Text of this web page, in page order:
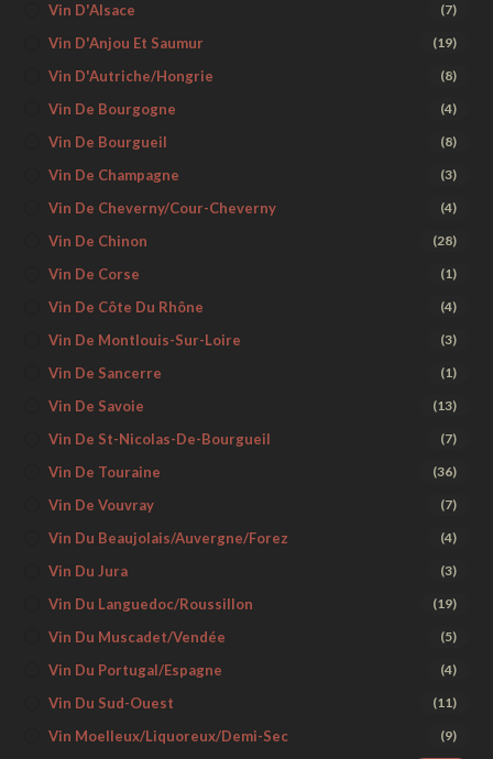
Vin D'Alsace (7)
Vin D'Anjou Et Saumur (19)
Vin D'Autriche/Hongrie (8)
Vin De Bourgogne (4)
Vin De Bourgueil (8)
Vin De Champagne (3)
Vin De Cheverny/Cour-Cheverny (4)
Vin De Chinon (28)
Vin De Corse (1)
Vin De Côte Du Rhône (4)
Vin De Montlouis-Sur-Loire (3)
Vin De Sancerre (1)
Vin De Savoie (13)
Vin De St-Nicolas-De-Bourgueil (7)
Vin De Touraine (36)
Vin De Vouvray (7)
Vin Du Beaujolais/Auvergne/Forez (4)
Vin Du Jura (3)
Vin Du Languedoc/Roussillon (19)
Vin Du Muscadet/Vendée (5)
Vin Du Portugal/Espagne (4)
Vin Du Sud-Ouest (11)
Vin Moelleux/liquoreux/demi-Sec (9)